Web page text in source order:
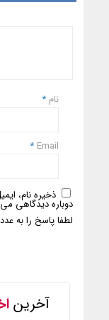
نام *
Email
*
ذخیره نام،
دوباره دیدگاهی
لطفا پاسخ را به
آخرین